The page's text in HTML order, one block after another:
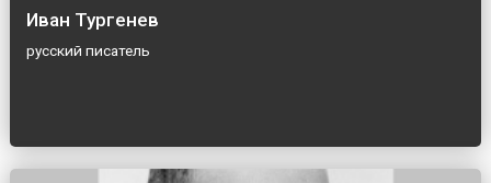
Иван Тургенев
русский писатель